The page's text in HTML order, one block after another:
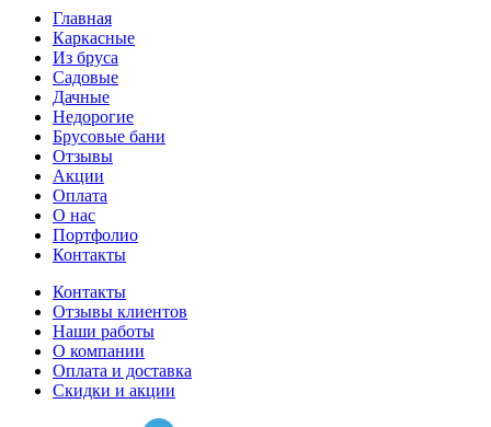
Главная
Каркасные
Из бруса
Садовые
Дачные
Недорогие
Брусовые бани
Отзывы
Акции
Оплата
О нас
Портфолио
Контакты
Контакты
Отзывы клиентов
Наши работы
О компании
Оплата и доставка
Скидки и акции